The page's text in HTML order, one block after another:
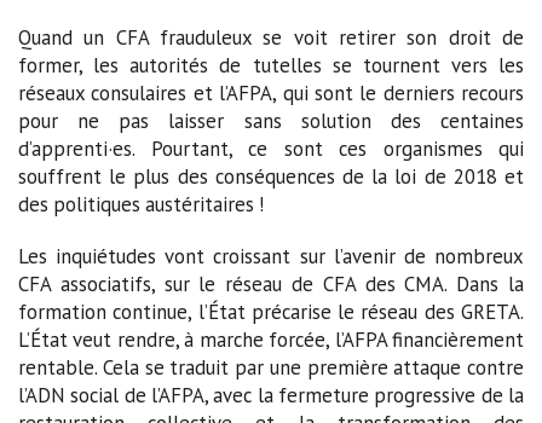
Quand un CFA frauduleux se voit retirer son droit de
former, les autorités de tutelles se tournent vers les
réseaux consulaires et l’AFPA, qui sont le derniers recours
pour ne pas laisser sans solution des centaines
d’apprenti·es. Pourtant, ce sont ces organismes qui
souffrent le plus des conséquences de la loi de 2018 et
des politiques austéritaires !
Les inquiétudes vont croissant sur l’avenir de nombreux
CFA associatifs, sur le réseau de CFA des CMA. Dans la
formation continue, l’État précarise le réseau des GRETA.
L’État veut rendre, à marche forcée, l’AFPA financièrement
rentable. Cela se traduit par une première attaque contre
l’ADN social de l’AFPA, avec la fermeture progressive de la